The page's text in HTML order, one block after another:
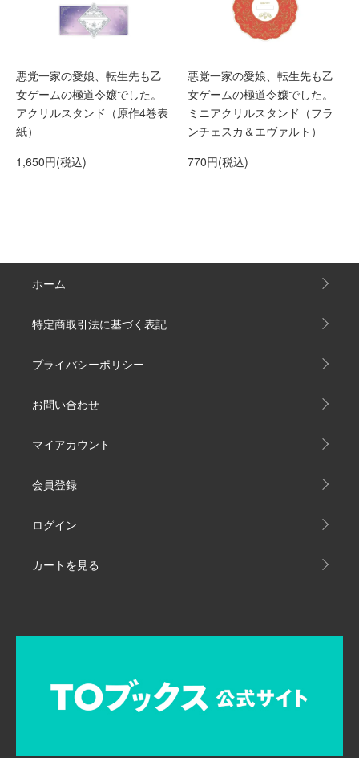
悪党一家の愛娘、転生先も乙
女ゲームの極道令嬢でした。
アクリルスタンド（原作4巻表
紙）
1,650円(税込)
悪党一家の愛娘、転生先も乙
女ゲームの極道令嬢でした。
ミニアクリルスタンド（フラ
ンチェスカ＆エヴァルト）
770円(税込)
ホーム
特定商取引法に基づく表記
プライバシーポリシー
お問い合わせ
マイアカウント
会員登録
ログイン
カートを見る